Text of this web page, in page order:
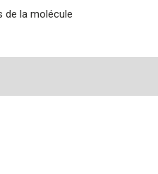
de la molécule